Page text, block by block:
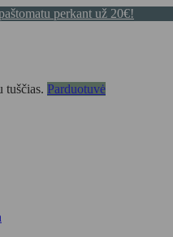
perkant už 20€!
tuščias. Parduotuvė